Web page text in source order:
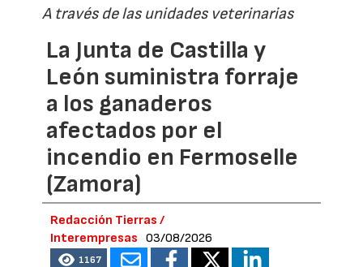
A través de las unidades veterinarias
La Junta de Castilla y
León suministra forraje
a los ganaderos
afectados por el
incendio en Fermoselle
(Zamora)
Redacción Tierras /
Interempresas
03/08/2026
1167